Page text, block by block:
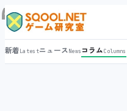
新着LatestニュースNews コラムColumns